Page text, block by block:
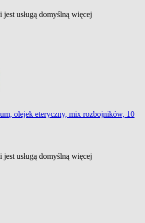
jest usługą domyślną więcej
olejek eteryczny, mix rozbojników, 10
jest usługą domyślną więcej